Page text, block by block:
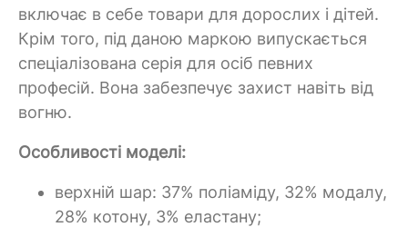
включає в себе товари для дорослих і дітей.
Крім того, під даною маркою випускається
спеціалізована серія для осіб певних
професій. Вона забезпечує захист навіть від
вогню.
Особливості моделі:
верхній шар: 37% поліаміду, 32% модалу,
28% котону, 3% еластану;